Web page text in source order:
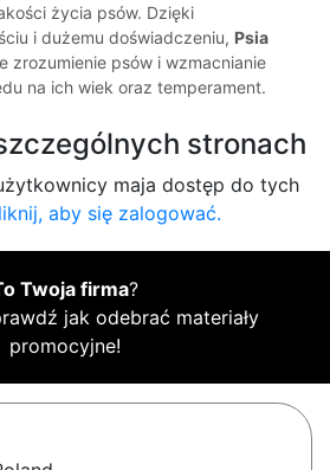
życia psów. Dzięki
i dużemu doświadczeniu, Psia
zrozumienie psów i wzmacnianie
na ich wiek oraz temperament.
stronach
maja dostęp do tych
aby się zalogować.
Twoja firma?
jak odebrać materiały
promocyjne!